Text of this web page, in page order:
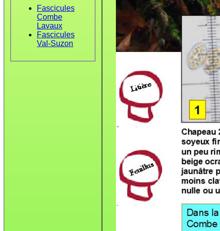
Fascicules
Combe
Lavaux
Fascicules
Val-Suzon